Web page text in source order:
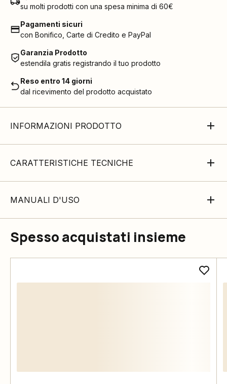
su molti prodotti con una spesa minima di 60€
Pagamenti sicuri
con Bonifico, Carte di Credito e PayPal
Garanzia Prodotto
estendila gratis registrando il tuo prodotto
Reso entro 14 giorni
dal ricevimento del prodotto acquistato
INFORMAZIONI PRODOTTO
CARATTERISTICHE TECNICHE
MANUALI D'USO
Spesso acquistati insieme